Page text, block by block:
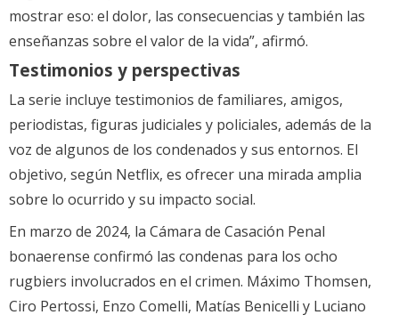
mostrar eso: el dolor, las consecuencias y también las
enseñanzas sobre el valor de la vida”, afirmó.
Testimonios y perspectivas
La serie incluye testimonios de familiares, amigos,
periodistas, figuras judiciales y policiales, además de la
voz de algunos de los condenados y sus entornos. El
objetivo, según Netflix, es ofrecer una mirada amplia
sobre lo ocurrido y su impacto social.
En marzo de 2024, la Cámara de Casación Penal
bonaerense confirmó las condenas para los ocho
rugbiers involucrados en el crimen. Máximo Thomsen,
Ciro Pertossi, Enzo Comelli, Matías Benicelli y Luciano